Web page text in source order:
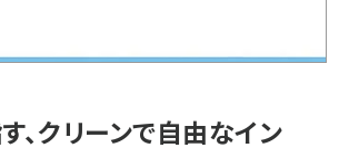
、クリーンで自由なイン